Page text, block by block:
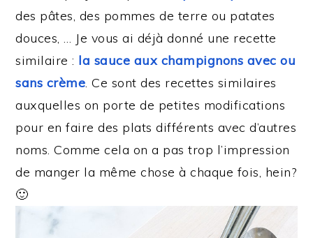
des pâtes, des pommes de terre ou patates
douces, … Je vous ai déjà donné une recette
similaire : la sauce aux champignons avec ou
sans crème. Ce sont des recettes similaires
auxquelles on porte de petites modifications
pour en faire des plats différents avec d’autres
noms. Comme cela on a pas trop l’impression
de manger la même chose à chaque fois, hein?
🙂